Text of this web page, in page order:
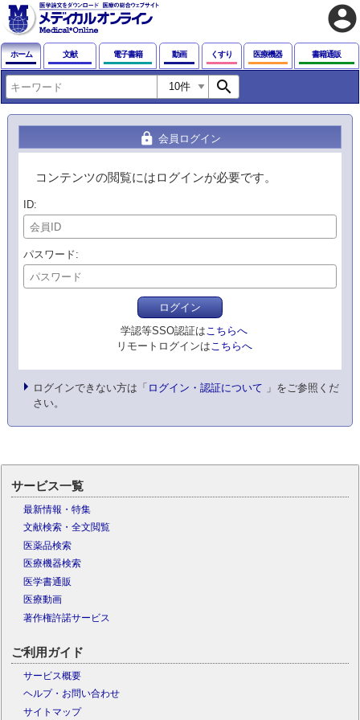
account_circle
ホーム 文献 電子書籍 動画 くすり 医療機器 書籍通販
search
lock 会員ログイン
コンテンツの閲覧にはログインが必要です。
ID
パスワード
ログイン
学認等SSO認証はこちらへ
リモートログインはこちらへ
ログインできない方は「 ログイン・認証について 」をご参照くだ
さい。
サービス一覧
最新情報・特集
文献検索・全文閲覧
医薬品検索
医療機器検索
医学書通販
医療動画
著作権許諾サービス
ご利用ガイド
サービス概要
ヘルプ・お問い合わせ
サイトマップ